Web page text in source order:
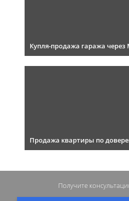
Купля-продажа гаража
Продажа квартиры по
Получите